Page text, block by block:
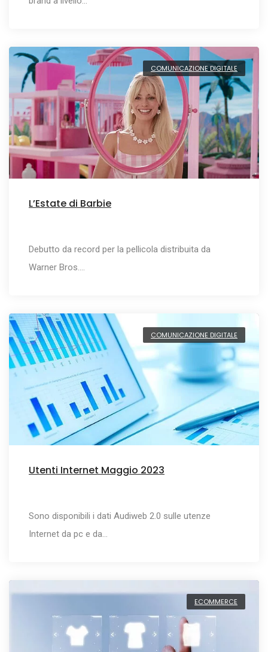
COMUNICAZIONE DIGITALE
L’Estate di Barbie
Debutto da record per la pellicola distribuita da
Warner Bros.…
COMUNICAZIONE DIGITALE
Utenti Internet Maggio 2023
Sono disponibili i dati Audiweb 2.0 sulle utenze
Internet da pc e da…
ECOMMERCE